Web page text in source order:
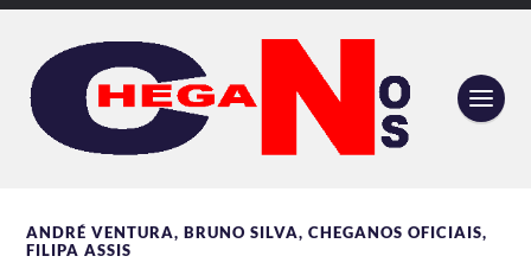
ANDRÉ VENTURA,BRUNO SILVA,CHEGANOS OFICIAIS,
FILIPA ASSIS